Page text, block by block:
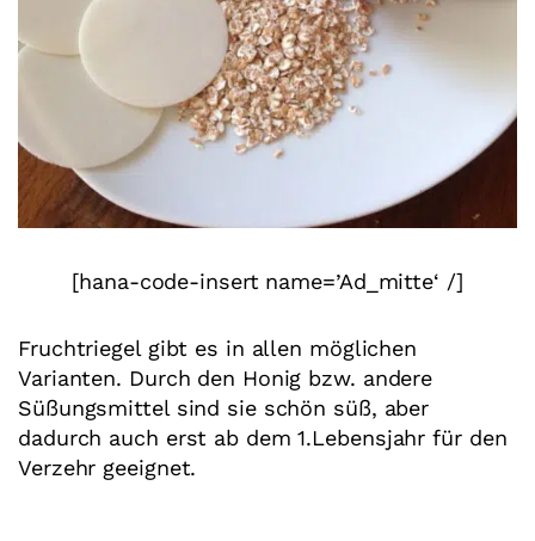
[hana-code-insert name=’Ad_mitte‘ /]
Fruchtriegel gibt es in allen möglichen
Varianten. Durch den Honig bzw. andere
Süßungsmittel sind sie schön süß, aber
dadurch auch erst ab dem 1.Lebensjahr für den
Verzehr geeignet.